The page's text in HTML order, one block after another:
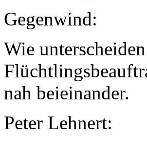
Gegenwind:
Wie
nah beieinander.
Peter Lehnert: